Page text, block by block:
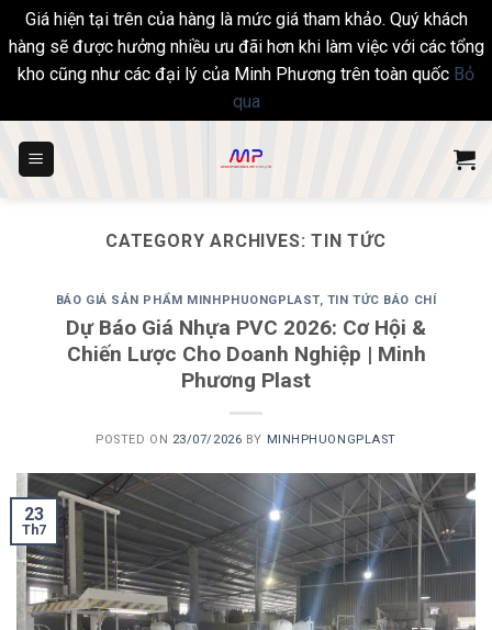
Giá hiện tại trên của hàng là mức giá tham khảo. Quý khách
hàng sẽ được hưởng nhiều ưu đãi hơn khi làm việc với các tổng
kho cũng như các đại lý của Minh Phương trên toàn quốc Bỏ
qua
CATEGORY ARCHIVES:TIN TỨC
BÁO GIÁ SẢN PHẨM MINHPHUONGPLAST, TIN TỨC BÁO CHÍ
Dự Báo Giá Nhựa PVC 2026: Cơ Hội &
Chiến Lược Cho Doanh Nghiệp | Minh
Phương Plast
POSTED ON 23/07/2026 BY MINHPHUONGPLAST
23
Th7